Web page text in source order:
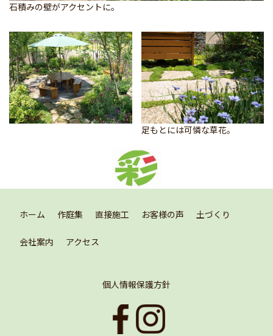
石積みの壁がアクセントに。
足もとには可憐な草花。
ホーム 作庭集 直接施工 お客様の声 土づくり
会社案内 アクセス
個人情報保護方針